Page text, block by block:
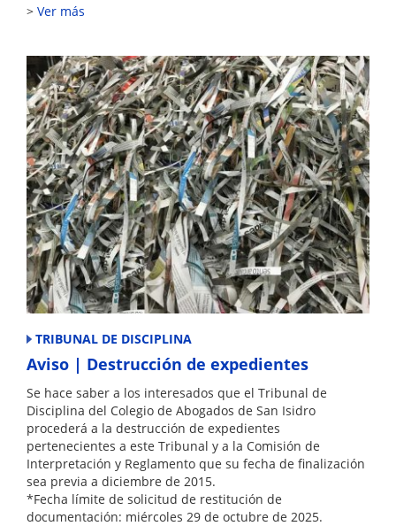
Ver más
TRIBUNAL DE DISCIPLINA
Aviso | Destrucción de expedientes
Se hace saber a los interesados que el Tribunal de
Disciplina del Colegio de Abogados de San Isidro
procederá a la destrucción de expedientes
pertenecientes a este Tribunal y a la Comisión de
Interpretación y Reglamento que su fecha de finalización
sea previa a diciembre de 2015.
*Fecha límite de solicitud de restitución de
documentación: miércoles 29 de octubre de 2025.